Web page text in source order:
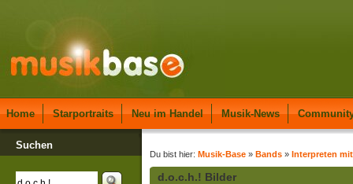
Home Starportraits Neu im Handel Musik-News
Suchen
Du bist hier: Musik-Base » Bands » Interpreten
d.o.c.h.! Bilder